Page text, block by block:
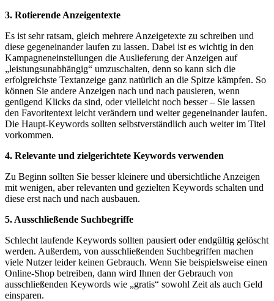
3. Rotierende Anzeigentexte
Es ist sehr ratsam, gleich mehrere Anzeigetexte zu schreiben und
diese gegeneinander laufen zu lassen. Dabei ist es wichtig in den
Kampagneneinstellungen die Auslieferung der Anzeigen auf
„leistungsunabhängig“ umzuschalten, denn so kann sich die
erfolgreichste Textanzeige ganz natürlich an die Spitze kämpfen. So
können Sie andere Anzeigen nach und nach pausieren, wenn
genügend Klicks da sind, oder vielleicht noch besser – Sie lassen
den Favoritentext leicht verändern und weiter gegeneinander laufen.
Die Haupt-Keywords sollten selbstverständlich auch weiter im Titel
vorkommen.
4. Relevante und zielgerichtete Keywords verwenden
Zu Beginn sollten Sie besser kleinere und übersichtliche Anzeigen
mit wenigen, aber relevanten und gezielten Keywords schalten und
diese erst nach und nach ausbauen.
5. Ausschließende Suchbegriffe
Schlecht laufende Keywords sollten pausiert oder endgültig gelöscht
werden. Außerdem, von ausschließenden Suchbegriffen machen
viele Nutzer leider keinen Gebrauch. Wenn Sie beispielsweise einen
Online-Shop betreiben, dann wird Ihnen der Gebrauch von
ausschließenden Keywords wie „gratis“ sowohl Zeit als auch Geld
einsparen.